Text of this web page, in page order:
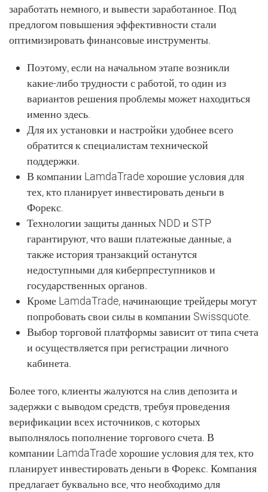
заработать немного, и вывести заработанное. Под
предлогом повышения эффективности стали
оптимизировать финансовые инструменты.
Поэтому, если на начальном этапе возникли
какие-либо трудности с работой, то один из
вариантов решения проблемы может находиться
именно здесь.
Для их установки и настройки удобнее всего
обратится к специалистам технической
поддержки.
В компании LamdaTrade хорошие условия для
тех, кто планирует инвестировать деньги в
Форекс.
Технологии защиты данных NDD и STP
гарантируют, что ваши платежные данные, а
также история транзакций останутся
недоступными для киберпреступников и
государственных органов.
Кроме LamdaTrade, начинающие трейдеры могут
попробовать свои силы в компании Swissquote.
Выбор торговой платформы зависит от типа счета
и осуществляется при регистрации личного
кабинета.
Более того, клиенты жалуются на слив депозита и
задержки с выводом средств, требуя проведения
верификации всех источников, с которых
выполнялось пополнение торгового счета. В
компании LamdaTrade хорошие условия для тех, кто
планирует инвестировать деньги в Форекс. Компания
предлагает буквально все, что необходимо для